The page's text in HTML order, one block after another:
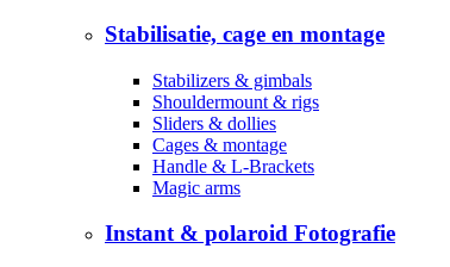
Stabilisatie, cage en montage
Stabilizers & gimbals
Shouldermount & rigs
Sliders & dollies
Cages & montage
Handle & L-Brackets
Magic arms
Instant & polaroid Fotografie